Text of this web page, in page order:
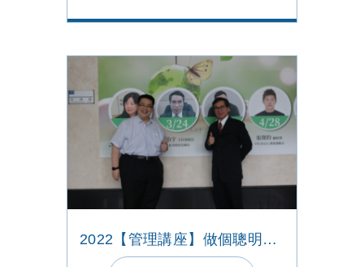
2022【管理講座】做個聰明的消費者 明天會更好